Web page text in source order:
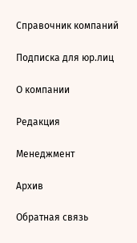
Справочник компаний
Подписка для юр.лиц
О компании
Редакция
Менеджмент
Архив
Обратная связь